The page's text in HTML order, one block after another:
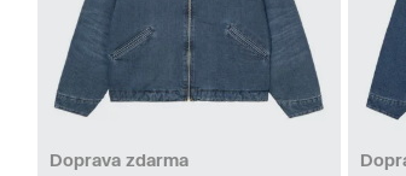
Doprava zdarma
M